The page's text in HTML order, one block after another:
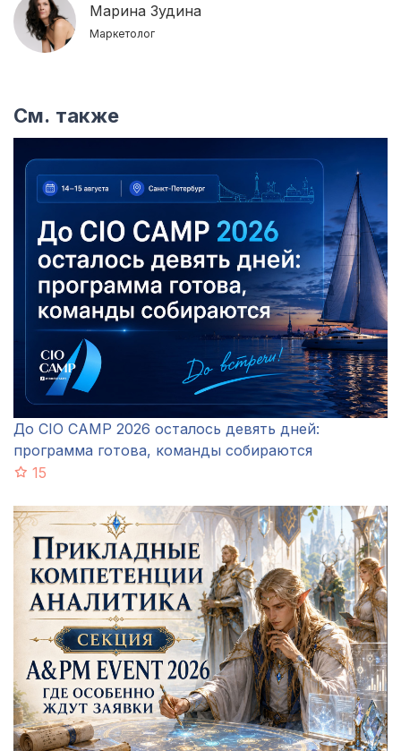
Марина Зудина
Маркетолог
См. также
До CIO CAMP 2026 осталось девять дней:
программа готова, команды собираются
15